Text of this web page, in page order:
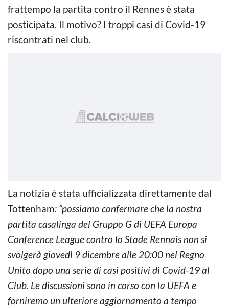
frattempo la partita contro il Rennes è stata
posticipata. Il motivo? I troppi casi di Covid-19
riscontrati nel club.
La notizia è stata ufficializzata direttamente dal
Tottenham: “possiamo confermare che la nostra
partita casalinga del Gruppo G di UEFA Europa
Conference League contro lo Stade Rennais non si
svolgerà giovedì 9 dicembre alle 20:00 nel Regno
Unito dopo una serie di casi positivi di Covid-19 al
Club. Le discussioni sono in corso con la UEFA e
forniremo un ulteriore aggiornamento a tempo